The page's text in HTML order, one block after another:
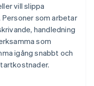
vill slippa
Personer som arbetar
handledning
som
igång snabbt och